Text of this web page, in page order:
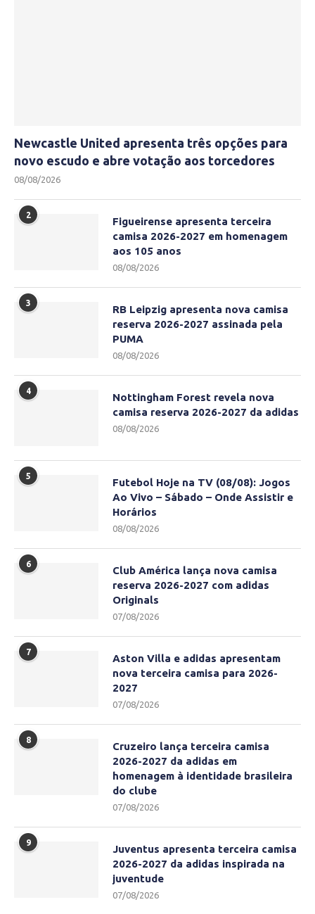
Newcastle United apresenta três opções para
novo escudo e abre votação aos torcedores
08/08/2026
2
Figueirense apresenta terceira
camisa 2026-2027 em homenagem
aos 105 anos
08/08/2026
3
RB Leipzig apresenta nova camisa
reserva 2026-2027 assinada pela
PUMA
08/08/2026
4
Nottingham Forest revela nova
camisa reserva 2026-2027 da adidas
08/08/2026
5
Futebol Hoje na TV (08/08): Jogos
Ao Vivo – Sábado – Onde Assistir e
Horários
08/08/2026
6
Club América lança nova camisa
reserva 2026-2027 com adidas
Originals
07/08/2026
7
Aston Villa e adidas apresentam
nova terceira camisa para 2026-
2027
07/08/2026
8
Cruzeiro lança terceira camisa
2026-2027 da adidas em
homenagem à identidade brasileira
do clube
07/08/2026
9
Juventus apresenta terceira camisa
2026-2027 da adidas inspirada na
juventude
07/08/2026